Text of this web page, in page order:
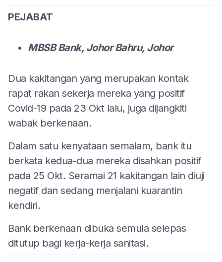
PEJABAT
MBSB Bank, Johor Bahru, Johor
Dua kakitangan yang merupakan kontak
rapat rakan sekerja mereka yang positif
Covid-19 pada 23 Okt lalu, juga dijangkiti
wabak berkenaan.
Dalam satu kenyataan semalam, bank itu
berkata kedua-dua mereka disahkan positif
pada 25 Okt. Seramai 21 kakitangan lain diuji
negatif dan sedang menjalani kuarantin
kendiri.
Bank berkenaan dibuka semula selepas
ditutup bagi kerja-kerja sanitasi.